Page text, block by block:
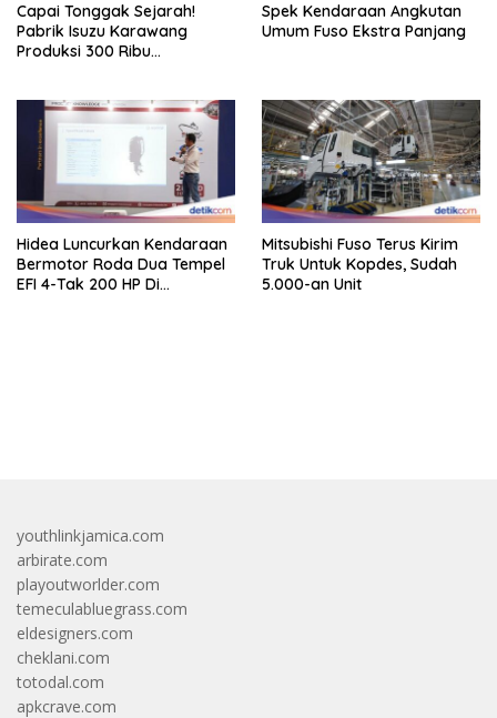
Capai Tonggak Sejarah!
Pabrik Isuzu Karawang
Produksi 300 Ribu
Spek Kendaraan Angkutan
Umum Fuso Ekstra Panjang
Hidea Luncurkan Kendaraan
Bermotor Roda Dua Tempel
EFI 4-Tak 200 HP Di
Mitsubishi Fuso Terus Kirim
Truk Untuk Kopdes, Sudah
5.000-an Unit
youthlinkjamica.com
arbirate.com
playoutworlder.com
temeculabluegrass.com
eldesigners.com
cheklani.com
totodal.com
apkcrave.com